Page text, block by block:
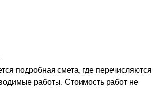
подробная смета, где перечисляются
работы. Стоимость работ не